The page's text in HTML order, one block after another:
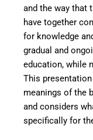
and the way that
have together
for knowledge
gradual and
education, while
This
meanings of the
and considers
specifically for